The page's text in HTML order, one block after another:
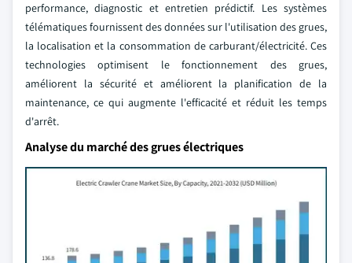
performance, diagnostic et entretien prédictif. Les systèmes
télématiques fournissent des données sur l'utilisation des grues,
la localisation et la consommation de carburant/électricité. Ces
technologies optimisent le fonctionnement des grues,
améliorent la sécurité et améliorent la planification de la
maintenance, ce qui augmente l'efficacité et réduit les temps
d'arrêt.
Analyse du marché des grues électriques